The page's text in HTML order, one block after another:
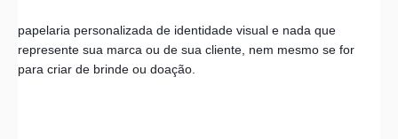
papelaria personalizada de identidade visual e nada que
represente sua marca ou de sua cliente, nem mesmo se for
para criar de brinde ou doação.